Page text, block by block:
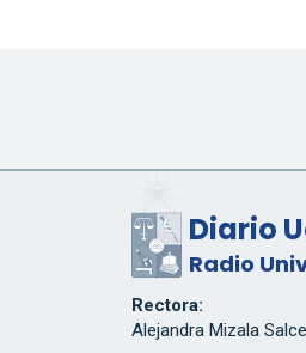
Diario
Radio
Rectora:
Alejandra Mizala